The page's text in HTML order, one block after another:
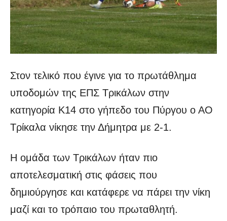
Στον τελικό που έγινε για το πρωτάθλημα
υποδομών της ΕΠΣ Τρικάλων στην
κατηγορία Κ14 στο γήπεδο του Πύργου ο ΑΟ
Τρίκαλα νίκησε την Δήμητρα με 2-1.
Η ομάδα των Τρικάλων ήταν πιο
αποτελεσματική στις φάσεις που
δημιούργησε και κατάφερε να πάρει την νίκη
μαζί και το τρόπαιο του πρωταθλητή.